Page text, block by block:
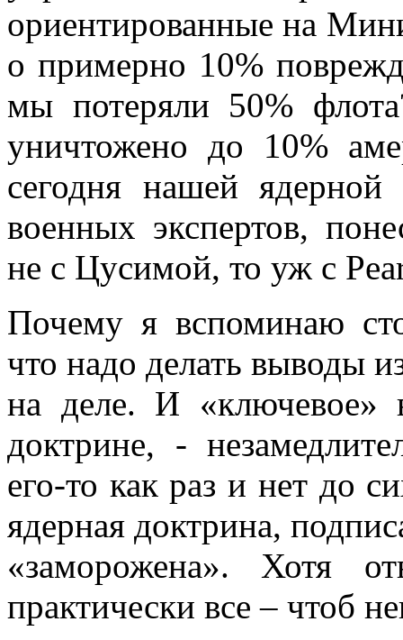
ориентированные на
о примерно 10%
мы потеряли 50%
уничтожено до 10%
сегодня нашей
военных экспертов,
не с Цусимой, то уж с
Почему я вспоминаю
что надо делать выводы
на деле. И «ключевое»
доктрине, -
его-то как раз и нет до
ядерная доктрина,
«заморожена». Хотя
практически все – чтоб